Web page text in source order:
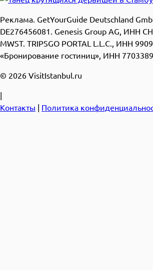
Реклама. GetYourGuide Deutschland
DE276456081. Genesis Group AG, ИНН
MWST. TRIPSGO PORTAL L.L.C., ИНН
«Бронирование гостиниц», ИНН
© 2026 VisitIstanbul.ru
|
Контакты | Политика